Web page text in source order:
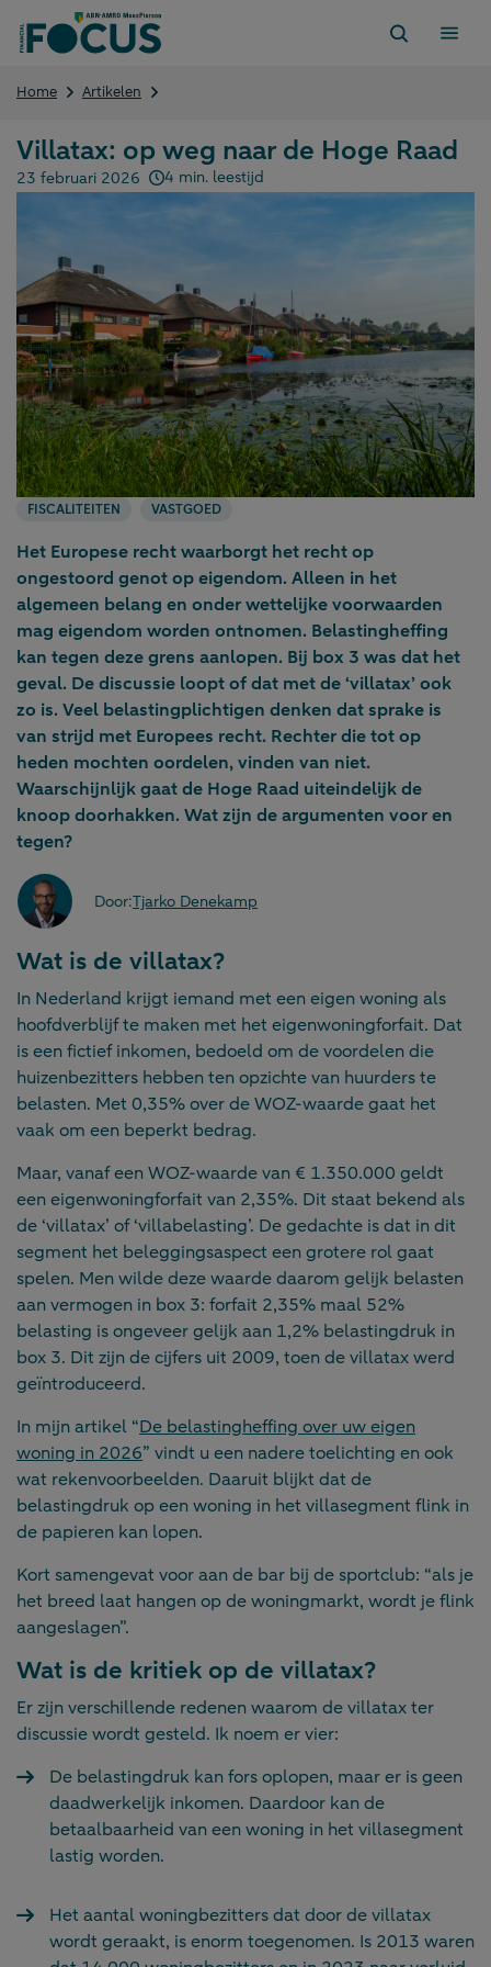
naar
Home Artikelen
naar
de
Hoge
Villatax: op weg naar de Hoge Raad
Gepubliceerd op:
23 februari 2026 4 min. leestijd
FISCALITEITEN VASTGOED
Het Europese recht waarborgt het recht op
ongestoord genot op eigendom. Alleen in het
algemeen belang en onder wettelijke voorwaarden
mag eigendom worden ontnomen. Belastingheffing
kan tegen deze grens aanlopen. Bij box 3 was dat het
geval. De discussie loopt of dat met de ‘villatax’ ook
zo is. Veel belastingplichtigen denken dat sprake is
van strijd met Europees recht. Rechter die tot op
heden mochten oordelen, vinden van niet.
Waarschijnlijk gaat de Hoge Raad uiteindelijk de
knoop doorhakken. Wat zijn de argumenten voor en
tegen?
Door:Tjarko Denekamp
Wat is de villatax?
In Nederland krijgt iemand met een eigen woning als
hoofdverblijf te maken met het eigenwoningforfait. Dat
is een fictief inkomen, bedoeld om de voordelen die
huizenbezitters hebben ten opzichte van huurders te
belasten. Met 0,35% over de WOZ-waarde gaat het
vaak om een beperkt bedrag.
Maar, vanaf een WOZ-waarde van € 1.350.000 geldt
een eigenwoningforfait van 2,35%. Dit staat bekend als
de ‘villatax’ of ‘villabelasting’. De gedachte is dat in dit
segment het beleggingsaspect een grotere rol gaat
spelen. Men wilde deze waarde daarom gelijk belasten
aan vermogen in box 3: forfait 2,35% maal 52%
belasting is ongeveer gelijk aan 1,2% belastingdruk in
box 3. Dit zijn de cijfers uit 2009, toen de villatax werd
geïntroduceerd.
In mijn artikel “De belastingheffing over uw eigen
woning in 2026” vindt u een nadere toelichting en ook
wat rekenvoorbeelden. Daaruit blijkt dat de
belastingdruk op een woning in het villasegment flink in
de papieren kan lopen.
Kort samengevat voor aan de bar bij de sportclub: “als je
het breed laat hangen op de woningmarkt, wordt je flink
aangeslagen”.
Wat is de kritiek op de villatax?
Er zijn verschillende redenen waarom de villatax ter
discussie wordt gesteld. Ik noem er vier:
De belastingdruk kan fors oplopen, maar er is geen
daadwerkelijk inkomen. Daardoor kan de
betaalbaarheid van een woning in het villasegment
lastig worden.
Het aantal woningbezitters dat door de villatax
wordt geraakt, is enorm toegenomen. Is 2013 waren